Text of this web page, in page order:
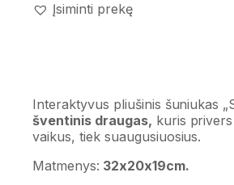
Įsiminti prekę
Interaktyvus pliušinis šuniukas
šventinis draugas, kuris
vaikus, tiek suaugusiuosius.
Matmenys: 32x20x19cm.